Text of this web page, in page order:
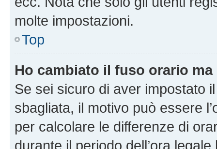
molte impostazioni.
Top
Ho cambiato il fuso orario ma
Se sei sicuro di aver impostato
sbagliata, il motivo può essere
per calcolare le differenze di
durante il periodo dell’ora